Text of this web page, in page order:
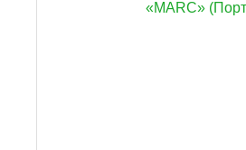
«MARC»